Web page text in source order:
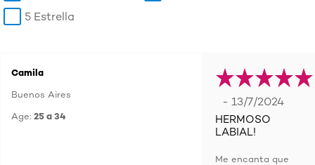
5 Estrella
Camila
Buenos Aires
Age: 25 a 34
- 13/7/2024
HERMOSO
LABIAL!
Me encanta que